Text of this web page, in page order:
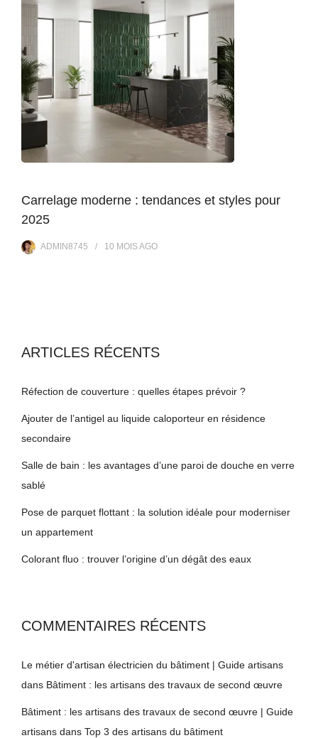
Carrelage moderne : tendances et styles pour
2025
ADMIN8745 10 MOISAGO
ARTICLES RÉCENTS
Réfection de couverture : quelles étapes prévoir ?
Ajouter de l’antigel au liquide caloporteur en résidence
secondaire
Salle de bain : les avantages d’une paroi de douche en verre
sablé
Pose de parquet flottant : la solution idéale pour moderniser
un appartement
Colorant fluo : trouver l’origine d’un dégât des eaux
COMMENTAIRES RÉCENTS
Le métier d'artisan électricien du bâtiment | Guide artisans
dans Bâtiment : les artisans des travaux de second œuvre
Bâtiment : les artisans des travaux de second œuvre | Guide
artisans dans Top 3 des artisans du bâtiment